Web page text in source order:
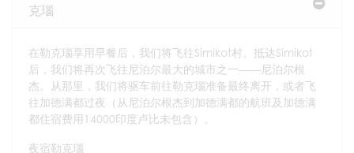
克瑙
在勒克瑙享用早餐后，我们将飞往Simikot村。抵达Simikot
后，我们将再次飞往尼泊尔最大的城市之一——尼泊尔根
杰。从那里，我们将驱车前往勒克瑙准备最终离开，或者飞
往加德满都过夜（从尼泊尔根杰到加德满都的航班及加德满
都住宿费用14000印度卢比未包含）。
夜宿勒克瑙